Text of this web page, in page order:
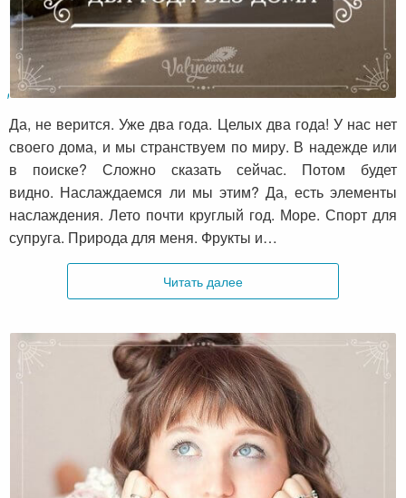
Два года без дома…
Да, не верится. Уже два года. Целых два года! У нас нет
своего дома, и мы странствуем по миру. В надежде или
в поиске? Сложно сказать сейчас. Потом будет
видно. Наслаждаемся ли мы этим? Да, есть элементы
наслаждения. Лето почти круглый год. Море. Спорт для
супруга. Природа для меня. Фрукты и…
Читать далее